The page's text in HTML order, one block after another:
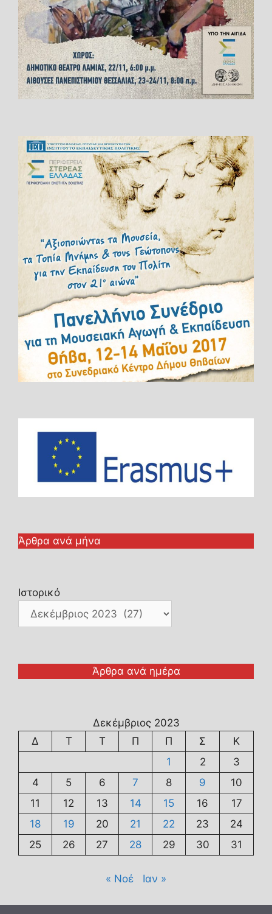
Άρθρα ανά μήνα
Ιστορικό
Άρθρα ανά ημέρα
Δεκέμβριος 2023
Δ
Τ Τ Π Π Σ
Κ
1
2
3
4
5 6 7 8 9
10
11
12 13 14 15 16
17
18
19 20 21 22 23
24
25
26 27 28 29 30 31
« Νοέ Ιαν »